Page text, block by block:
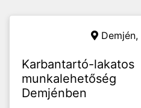
Demjén,
Karbantartó-lakatos
munkalehetőség
Demjénben